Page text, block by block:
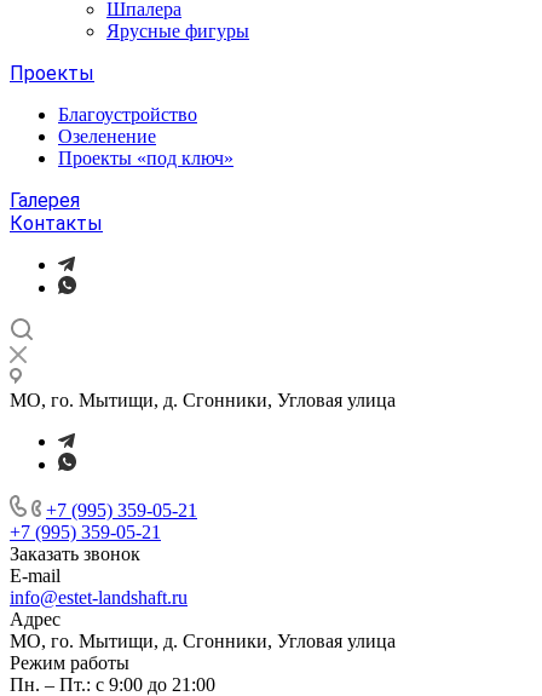
Шпалера
Ярусные фигуры
Проекты
Благоустройство
Озеленение
Проекты «под ключ»
Галерея
Контакты
МО, го. Мытищи, д. Сгонники, Угловая улица
+7 (995) 359-05-21
+7 (995) 359-05-21
Заказать звонок
E-mail
info@estet-landshaft.ru
Адрес
МО, го. Мытищи, д. Сгонники, Угловая улица
Режим работы
Пн. – Пт.: с 9:00 до 21:00